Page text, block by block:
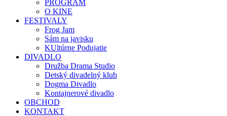
PROGRAM
O KINE
FESTIVALY
Frog Jam
Sám na javisku
KUltúrne Podujatie
DIVADLO
Družba Drama Studio
Detský divadelný klub
Dogma Divadlo
Kontajnerové divadlo
OBCHOD
KONTAKT